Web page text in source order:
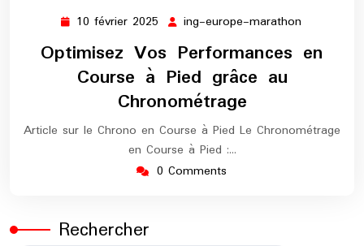
10 février 2025 10
février
2025
ing-europe-marathon
marathon
Optimisez Vos Performances en
Course à Pied grâce au
Chronométrage
Article sur le Chrono en Course à Pied Le Chronométrage
en Course à Pied :…
0 Comments
Rechercher